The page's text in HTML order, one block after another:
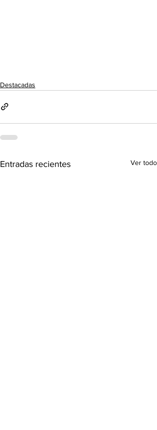
Destacadas
Entradas recientes Ver todo